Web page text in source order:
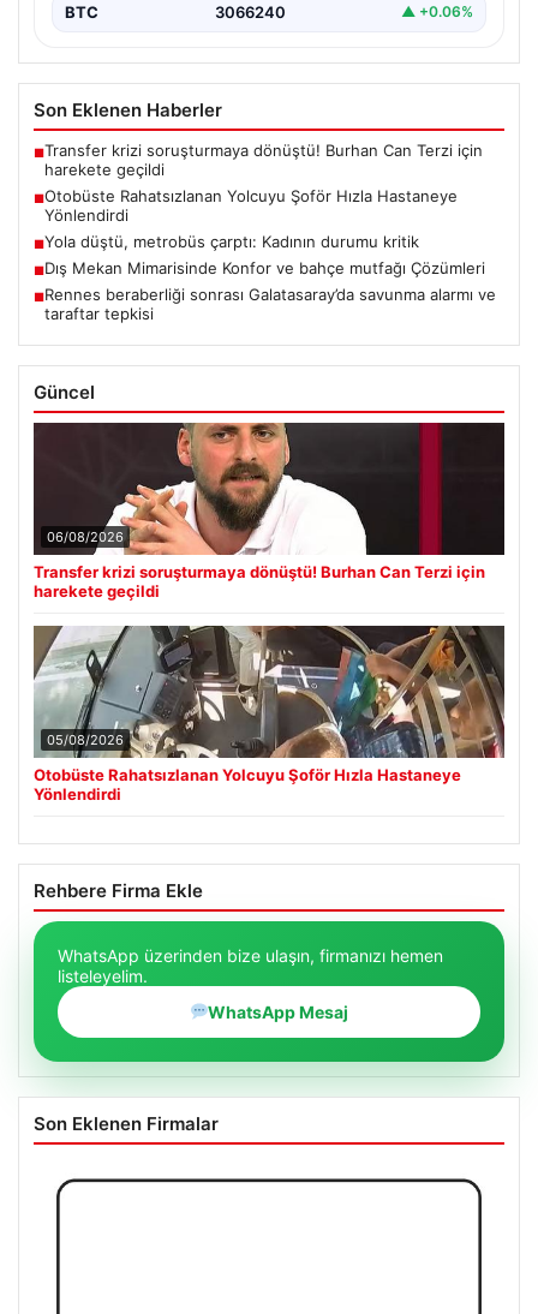
BTC 3066240 ▲ +0.06%
Son Eklenen Haberler
■Transfer krizi soruşturmaya dönüştü! Burhan Can Terzi için
harekete geçildi
■Otobüste Rahatsızlanan Yolcuyu Şoför Hızla Hastaneye
Yönlendirdi
■Yola düştü, metrobüs çarptı: Kadının durumu kritik
■Dış Mekan Mimarisinde Konfor ve bahçe mutfağı Çözümleri
■Rennes beraberliği sonrası Galatasaray’da savunma alarmı ve
taraftar tepkisi
Güncel
06/08/2026
Transfer krizi soruşturmaya dönüştü! Burhan Can Terzi için
harekete geçildi
05/08/2026
Otobüste Rahatsızlanan Yolcuyu Şoför Hızla Hastaneye
Yönlendirdi
Rehbere Firma Ekle
WhatsApp üzerinden bize ulaşın, firmanızı hemen
listeleyelim.
WhatsApp Mesaj
Son Eklenen Firmalar